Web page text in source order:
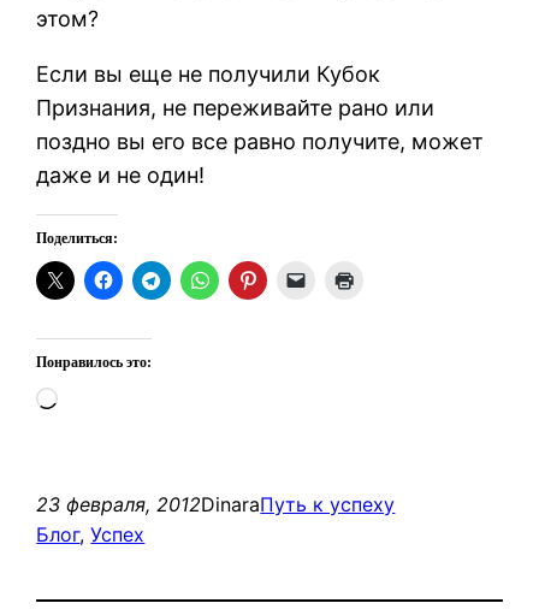
этом?
Если вы еще не получили Кубок
Признания, не переживайте рано или
поздно вы его все равно получите, может
даже и не один!
Поделиться:
Понравилось это:
Загрузка…
23 февраля, 2012DinaraПуть к успеху
Блог, Успех